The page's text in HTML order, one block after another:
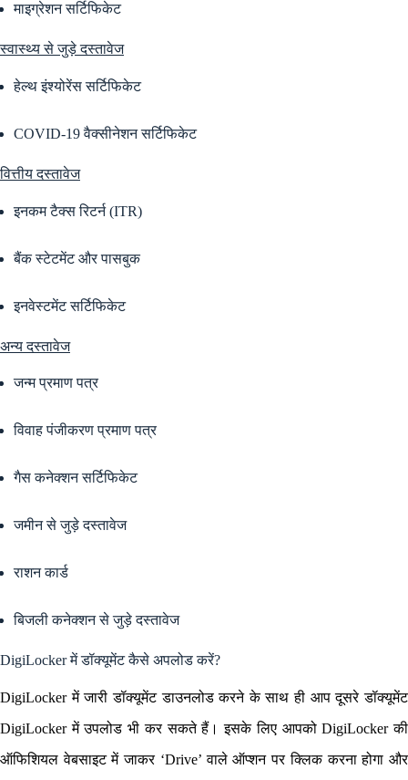
माइग्रेशन सर्टिफिकेट
स्वास्थ्य से जुड़े दस्तावेज
हेल्थ इंश्योरेंस सर्टिफिकेट
COVID-19 वैक्सीनेशन सर्टिफिकेट
वित्तीय दस्तावेज
इनकम टैक्स रिटर्न (ITR)
बैंक स्टेटमेंट और पासबुक
इनवेस्टमेंट सर्टिफिकेट
अन्य दस्तावेज
जन्म प्रमाण पत्र
विवाह पंजीकरण प्रमाण पत्र
गैस कनेक्शन सर्टिफिकेट
जमीन से जुड़े दस्तावेज
राशन कार्ड
बिजली कनेक्शन से जुड़े दस्तावेज
DigiLocker में डॉक्यूमेंट कैसे अपलोड करें?
DigiLocker में जारी डॉक्यूमेंट डाउनलोड करने के साथ ही आप दूसरे डॉक्यूमेंट
DigiLocker में उपलोड भी कर सकते हैं। इसके लिए आपको DigiLocker की
ऑफिशियल वेबसाइट में जाकर ‘Drive’ वाले ऑप्शन पर क्लिक करना होगा और